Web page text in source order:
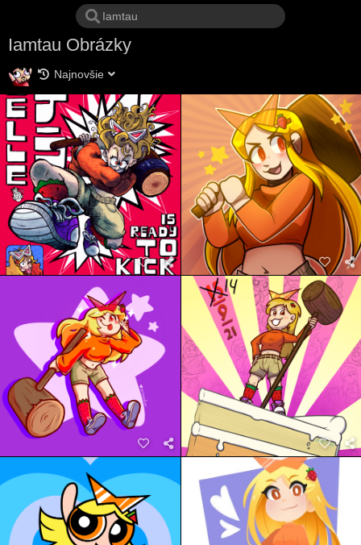
Iamtau Obrázky
Najnovšie